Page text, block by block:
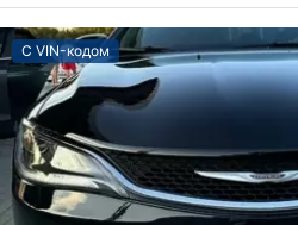
С VIN-кодом